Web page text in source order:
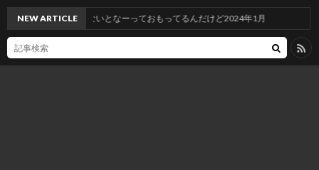
NEW ARTICLE
まには更新しないとなーっておもってるんだけど2024年1月